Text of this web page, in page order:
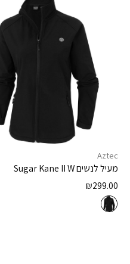
Aztec
מעיל לנשיםSugar Kane II W
₪299.00